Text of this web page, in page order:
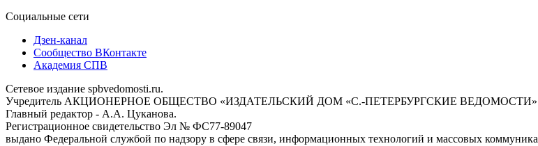
Социальные сети
Дзен-канал
Сообщество ВКонтакте
Академия СПВ
Сетевое издание spbvedomosti.ru.
Учредитель АКЦИОНЕРНОЕ ОБЩЕСТВО «ИЗДАТЕЛЬСКИЙ ДОМ «С.-ПЕТЕРБУРГСКИЕ
Главный редактор - А.А. Цуканова.
Регистрационное свидетельство Эл № ФС77-89047
выдано Федеральной службой по надзору в сфере связи, информационных технологий и массовых